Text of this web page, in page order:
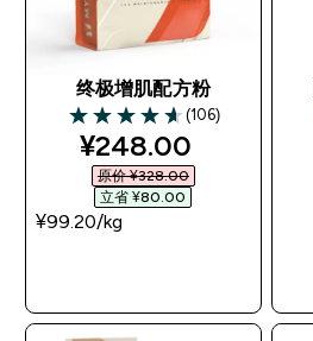
终极增肌配方粉
4.64 out of 5 stars
(106)
discounted price
¥248.00‎
原价 ¥328.00‎
立省 ¥80.00‎
¥99.20‎/kg